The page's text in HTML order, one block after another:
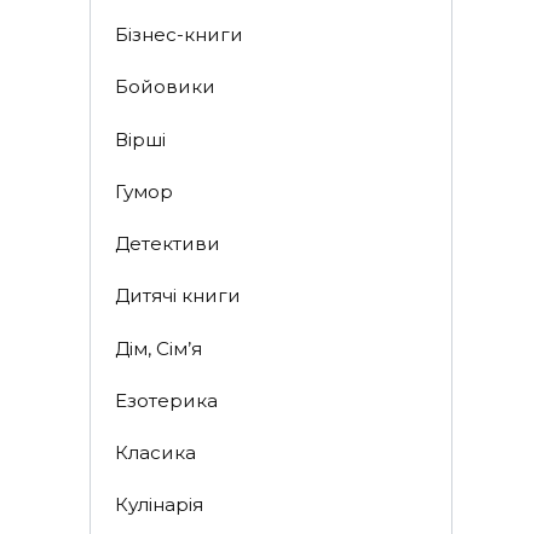
Бізнес-книги
Бойовики
Вірші
Гумор
Детективи
Дитячі книги
Дім, Сім’я
Езотерика
Класика
Кулінарія